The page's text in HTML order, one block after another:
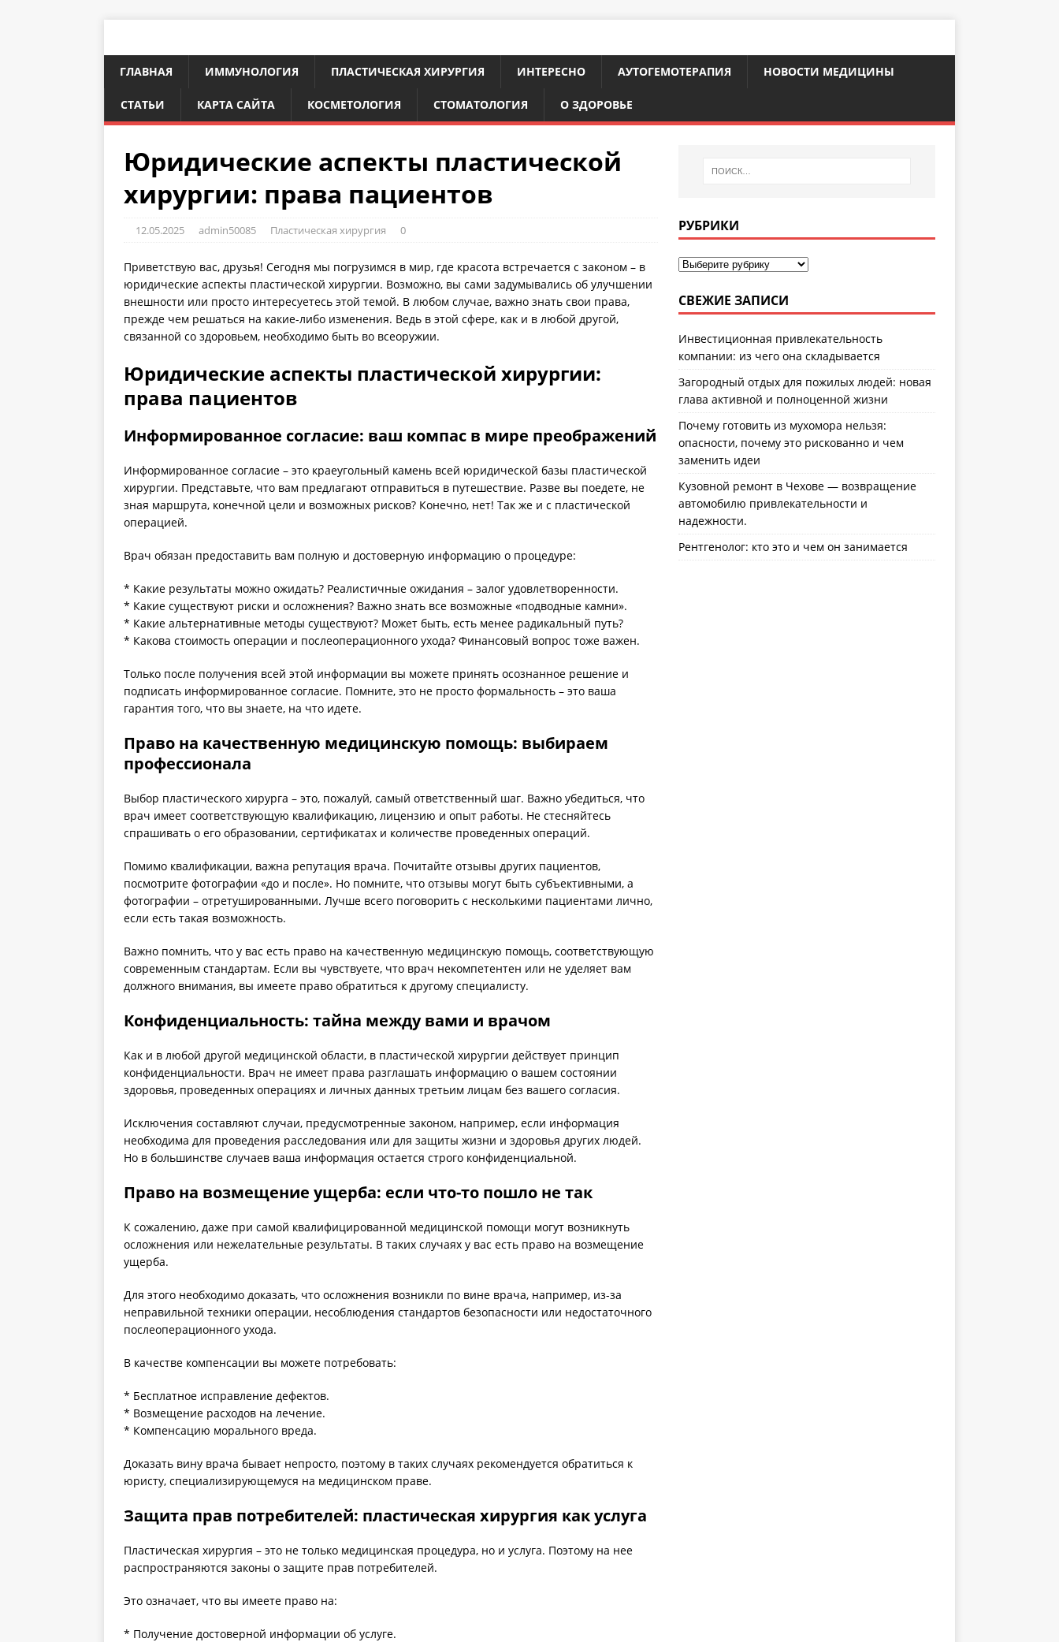
ГЛАВНАЯ ИММУНОЛОГИЯ ПЛАСТИЧЕСКАЯ ХИРУРГИЯ ИНТЕРЕСНО АУТОГЕМОТЕРАПИЯ НОВОСТИ МЕДИЦИНЫ
СТАТЬИ КАРТА САЙТА КОСМЕТОЛОГИЯ СТОМАТОЛОГИЯ О ЗДОРОВЬЕ
Юридические аспекты пластической
хирургии: права пациентов
12.05.2025 admin50085 Пластическая хирургия 0
Приветствую вас, друзья! Сегодня мы погрузимся в мир, где красота встречается с законом – в
юридические аспекты пластической хирургии. Возможно, вы сами задумывались об улучшении
внешности или просто интересуетесь этой темой. В любом случае, важно знать свои права,
прежде чем решаться на какие-либо изменения. Ведь в этой сфере, как и в любой другой,
связанной со здоровьем, необходимо быть во всеоружии.
Юридические аспекты пластической хирургии:
права пациентов
Информированное согласие: ваш компас в мире преображений
Информированное согласие – это краеугольный камень всей юридической базы пластической
хирургии. Представьте, что вам предлагают отправиться в путешествие. Разве вы поедете, не
зная маршрута, конечной цели и возможных рисков? Конечно, нет! Так же и с пластической
операцией.
Врач обязан предоставить вам полную и достоверную информацию о процедуре:
* Какие результаты можно ожидать? Реалистичные ожидания – залог удовлетворенности.
* Какие существуют риски и осложнения? Важно знать все возможные «подводные камни».
* Какие альтернативные методы существуют? Может быть, есть менее радикальный путь?
* Какова стоимость операции и послеоперационного ухода? Финансовый вопрос тоже важен.
Только после получения всей этой информации вы можете принять осознанное решение и
подписать информированное согласие. Помните, это не просто формальность – это ваша
гарантия того, что вы знаете, на что идете.
Право на качественную медицинскую помощь: выбираем
профессионала
Выбор пластического хирурга – это, пожалуй, самый ответственный шаг. Важно убедиться, что
врач имеет соответствующую квалификацию, лицензию и опыт работы. Не стесняйтесь
спрашивать о его образовании, сертификатах и количестве проведенных операций.
Помимо квалификации, важна репутация врача. Почитайте отзывы других пациентов,
посмотрите фотографии «до и после». Но помните, что отзывы могут быть субъективными, а
фотографии – отретушированными. Лучше всего поговорить с несколькими пациентами лично,
если есть такая возможность.
Важно помнить, что у вас есть право на качественную медицинскую помощь, соответствующую
современным стандартам. Если вы чувствуете, что врач некомпетентен или не уделяет вам
должного внимания, вы имеете право обратиться к другому специалисту.
Конфиденциальность: тайна между вами и врачом
Как и в любой другой медицинской области, в пластической хирургии действует принцип
конфиденциальности. Врач не имеет права разглашать информацию о вашем состоянии
здоровья, проведенных операциях и личных данных третьим лицам без вашего согласия.
Исключения составляют случаи, предусмотренные законом, например, если информация
необходима для проведения расследования или для защиты жизни и здоровья других людей.
Но в большинстве случаев ваша информация остается строго конфиденциальной.
Право на возмещение ущерба: если что-то пошло не так
К сожалению, даже при самой квалифицированной медицинской помощи могут возникнуть
осложнения или нежелательные результаты. В таких случаях у вас есть право на возмещение
ущерба.
Для этого необходимо доказать, что осложнения возникли по вине врача, например, из-за
неправильной техники операции, несоблюдения стандартов безопасности или недостаточного
послеоперационного ухода.
В качестве компенсации вы можете потребовать:
* Бесплатное исправление дефектов.
* Возмещение расходов на лечение.
* Компенсацию морального вреда.
Доказать вину врача бывает непросто, поэтому в таких случаях рекомендуется обратиться к
юристу, специализирующемуся на медицинском праве.
Защита прав потребителей: пластическая хирургия как услуга
Пластическая хирургия – это не только медицинская процедура, но и услуга. Поэтому на нее
распространяются законы о защите прав потребителей.
Это означает, что вы имеете право на:
* Получение достоверной информации об услуге.
РУБРИКИ
СВЕЖИЕ ЗАПИСИ
Инвестиционная привлекательность
компании: из чего она складывается
Загородный отдых для пожилых людей: новая
глава активной и полноценной жизни
Почему готовить из мухомора нельзя:
опасности, почему это рискованно и чем
заменить идеи
Кузовной ремонт в Чехове — возвращение
автомобилю привлекательности и
надежности.
Рентгенолог: кто это и чем он занимается